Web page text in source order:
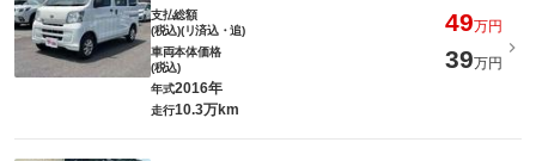
支払総額
(税込)(リ済込・追)
49万円
車両本体価格
(税込)
39万円
年式2016年
走行10.3万km